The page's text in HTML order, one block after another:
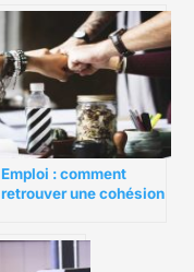
bénéficier à votre
Emploi : comment
retrouver une cohésion